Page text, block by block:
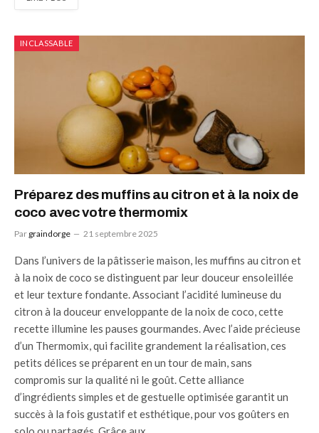
INCLASSABLE
Préparez des muffins au citron et à la noix de
coco avec votre thermomix
Par graindorge 21 septembre 2025
Dans l’univers de la pâtisserie maison, les muffins au citron et
à la noix de coco se distinguent par leur douceur ensoleillée
et leur texture fondante. Associant l’acidité lumineuse du
citron à la douceur enveloppante de la noix de coco, cette
recette illumine les pauses gourmandes. Avec l’aide précieuse
d’un Thermomix, qui facilite grandement la réalisation, ces
petits délices se préparent en un tour de main, sans
compromis sur la qualité ni le goût. Cette alliance
d’ingrédients simples et de gestuelle optimisée garantit un
succès à la fois gustatif et esthétique, pour vos goûters en